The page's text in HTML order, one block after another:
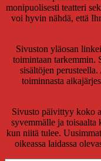
monipuolisesti teatteri
voi hyvin nähdä, että
Sivuston yläosan
toimintaan tarkemmin.
sisältöjen
toiminnasta
Sivusto päivittyy koko
syvemmälle ja toisaalta
kun niitä tulee.
oikeassa laidassa